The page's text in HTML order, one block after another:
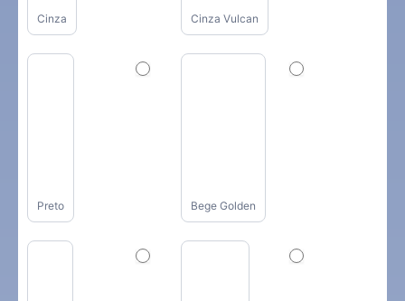
Cinza Cinza Vulcan
Preto Bege Golden